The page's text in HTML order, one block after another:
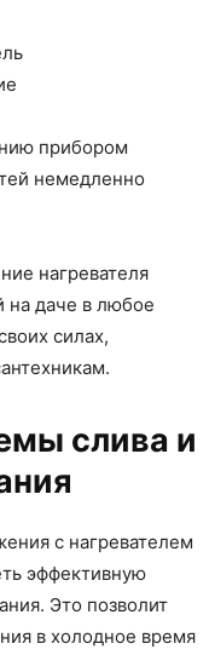
прибором
немедленно
нагревателя
на даче в любое
силах,
слива и
с нагревателем
эффективную
Это позволит
в холодное время